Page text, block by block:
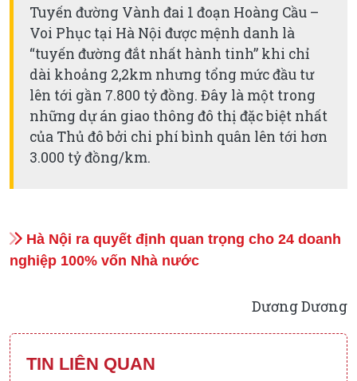
Tuyến đường Vành đai 1 đoạn Hoàng Cầu –
Voi Phục tại Hà Nội được mệnh danh là
“tuyến đường đắt nhất hành tinh” khi chỉ
dài khoảng 2,2km nhưng tổng mức đầu tư
lên tới gần 7.800 tỷ đồng. Đây là một trong
những dự án giao thông đô thị đặc biệt nhất
của Thủ đô bởi chi phí bình quân lên tới hơn
3.000 tỷ đồng/km.
Hà Nội ra quyết định quan trọng cho 24 doanh
nghiệp 100% vốn Nhà nước
Dương Dương
TIN LIÊN QUAN